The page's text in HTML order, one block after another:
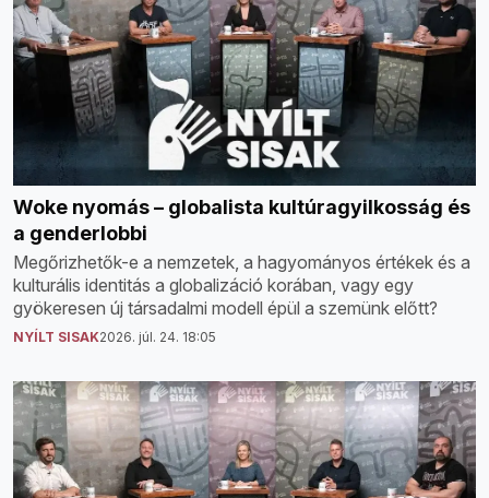
Woke nyomás – globalista kultúragyilkosság és
a genderlobbi
Megőrizhetők-e a nemzetek, a hagyományos értékek és a
kulturális identitás a globalizáció korában, vagy egy
gyökeresen új társadalmi modell épül a szemünk előtt?
NYÍLT SISAK2026. júl. 24. 18:05